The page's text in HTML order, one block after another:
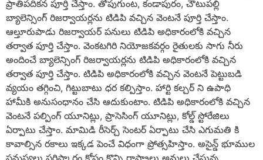
ప్రాతిపదికన పూర్తి చేస్తాం. తోపుగుంట, కండాపురం, చౌటుపల్లి
బ్యాలెన్సింగ్ రిజర్వాయర్లను టిడిపి వచ్చిన వెంటనే పూర్తి చేస్తాం.
ఆల్తూరుపాడు రిజర్వాయర్ పనులు టిడిపి అధికారంలోకి వచ్చిన
తర్వాత పూర్తి చేస్తాం. వెంకటగిరి నియోజకవర్గం రైతులకు సాగు నీరు
అందించే బ్యాలెన్సింగ్ రిజర్వాయర్లను టిడిపి అధికారంలోకి వచ్చిన
తర్వాత పూర్తి చేస్తాం. టిడిపి అధికారంలోకి వచ్చిన వెంటనే పెట్టుబడి
వ్యయం తగ్గించి, గిట్టుబాటు ధర కల్పిస్తాం. హార్టి కల్చర్ ని ఉపాధి
హామీకి అనుసంధానం చేసి ఆదుకుంటాం. టిడిపి అధికారంలోకి వచ్చిన
వెంటనే పల్పింగ్ యూనిట్లు, ప్రాసెసింగ్ యూనిట్లు, కోల్డ్ స్టోరేజిలు
ఏర్పాటు చేస్తాం. మామిడి రీసెర్చ్ సెంటర్ ఏర్పాటు చేసి ఎగుమతి కి
కావాల్సిన రకాలు ఇక్కడ పెంచే విధంగా ప్రోత్సహిస్తాం. అసైన్డ్ భూముల
సమస్యలు పరిష్కారం కోసం కొన్ని రాష్ట్రాలు అమలు చేస్తున్న